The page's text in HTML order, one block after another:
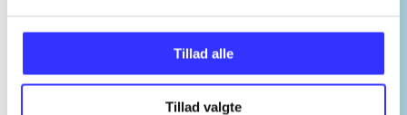
Tillad alle
Tillad valgte